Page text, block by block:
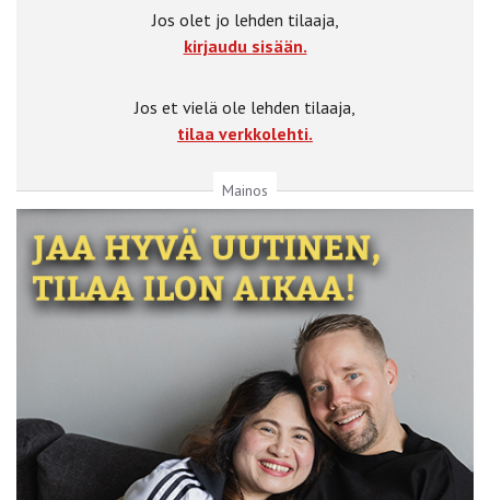
Jos olet jo lehden tilaaja,
kirjaudu sisään.
Jos et vielä ole lehden tilaaja,
tilaa verkkolehti.
Mainos